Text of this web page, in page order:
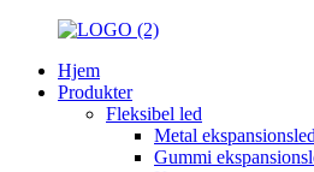
Hjem
Produkter
Fleksibel led
Metal ekspansionsled
Gummi